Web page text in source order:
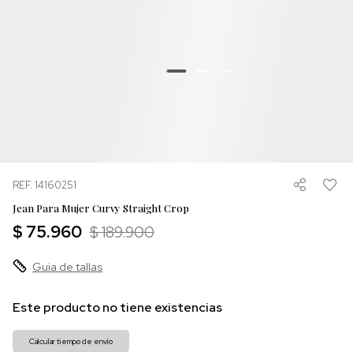
REF. 14160251
Jean Para Mujer Curvy Straight Crop
$ 75.960 $ 189.900
Guia de tallas
Este producto no tiene existencias
Calcular tiempo de envío